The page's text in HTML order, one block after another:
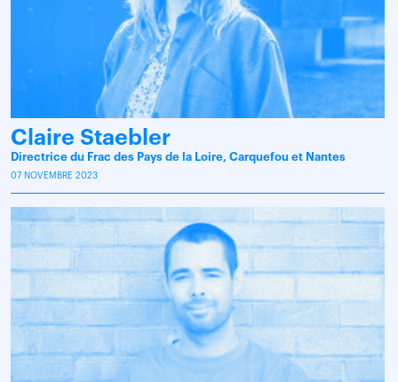
Claire Staebler
Directrice du Frac des Pays de la Loire, Carquefou et Nantes
07 NOVEMBRE 2023